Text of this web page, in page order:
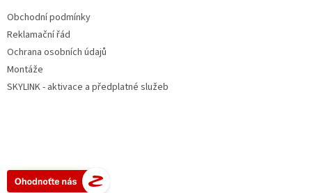
Obchodní podmínky
Reklamační řád
Ochrana osobních údajů
Montáže
SKYLINK - aktivace a předplatné služeb